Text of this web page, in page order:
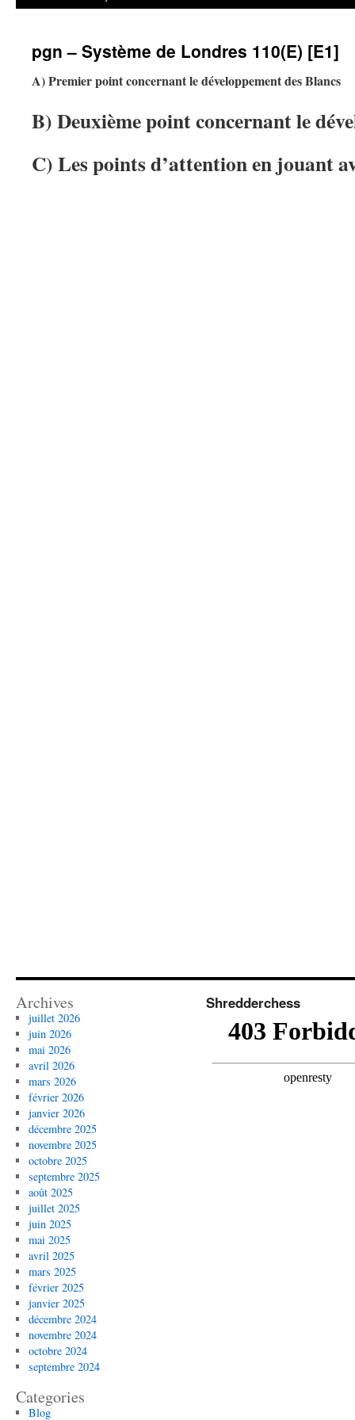
pgn – Système de Londres 110(E) [E1]
A) Premier point concernant le développement des Blancs
B) Deuxième point concernant le
C) Les points d’attention en jouant
Archives
juillet 2026
juin 2026
mai 2026
avril 2026
mars 2026
février 2026
janvier 2026
décembre 2025
novembre 2025
octobre 2025
septembre 2025
août 2025
juillet 2025
juin 2025
mai 2025
avril 2025
mars 2025
février 2025
janvier 2025
décembre 2024
novembre 2024
octobre 2024
septembre 2024
Categories
Blog
Shredderchess